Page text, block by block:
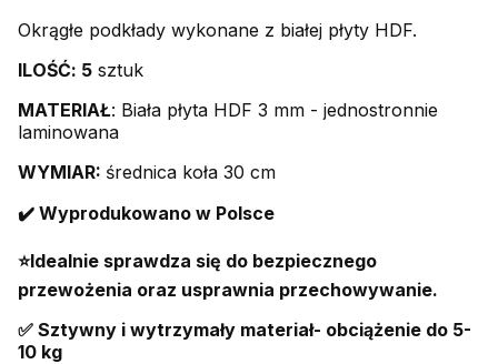
Okrągłe podkłady wykonane z białej płyty HDF.
ILOŚĆ: 5 sztuk
MATERIAŁ: Biała płyta HDF 3 mm - jednostronnie
laminowana
WYMIAR: średnica koła 30 cm
✔️ Wyprodukowano w Polsce
⭐️Idealnie sprawdza się do bezpiecznego
przewożenia oraz usprawnia przechowywanie.
✅ Sztywny i wytrzymały materiał- obciążenie do 5-
10 kg